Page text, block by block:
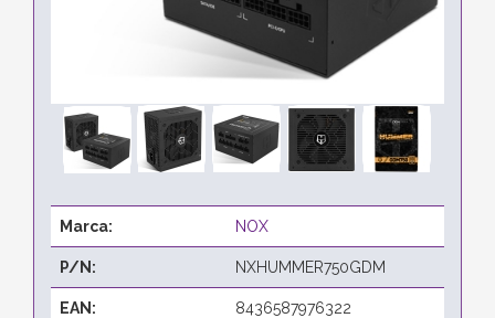
Marca: NOX
P/N: NXHUMMER750GDM
EAN: 8436587976322